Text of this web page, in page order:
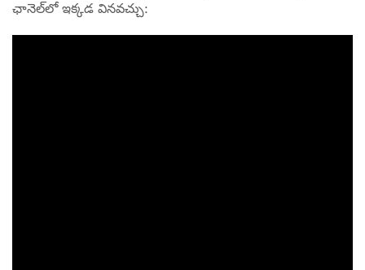
ఛానెల్‌లో ఇక్కడ వినవచ్చు: